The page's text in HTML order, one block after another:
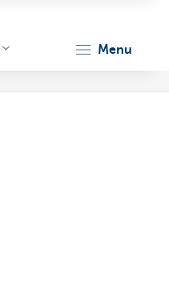
menu